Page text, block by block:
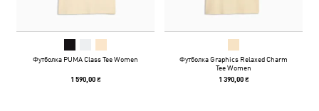
Футболка PUMA Class Tee Women
1 590,00 ₴
Футболка Graphics Relaxed Charm
Tee Women
1 390,00 ₴